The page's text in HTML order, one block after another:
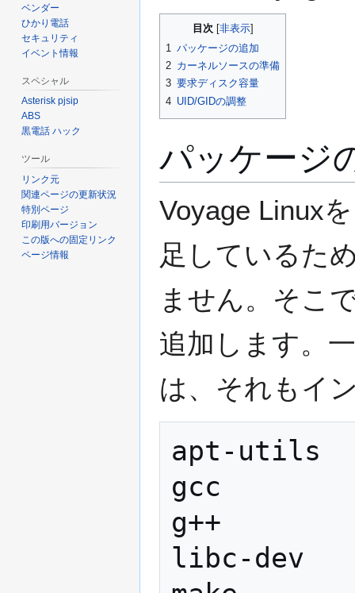
目次
1
パッケージの追加
2 カーネルソースの準備
3 要求ディスク容量
4 UID/GIDの調整
パッケージ
Voyage Linux
足しているた
ません。そこ
追加します。
は、それもイ
apt-utils
gcc
g++
libc-dev
ベンダー
ひかり電話
セキュリティ
イベント情報
スペシャル
Asterisk pjsip
ABS
黒電話 ハック
ツール
リンク元
関連ページの更新状況
特別ページ
印刷用バージョン
この版への固定リンク
ページ情報